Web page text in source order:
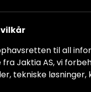
til all
Jaktia AS, vi
tekniske